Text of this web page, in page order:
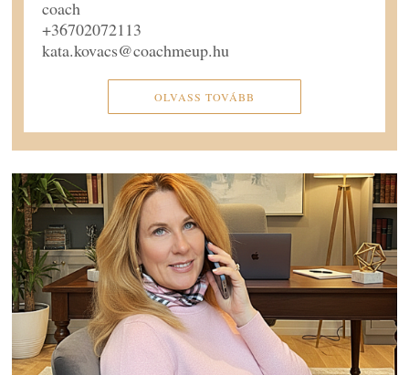
coach
+36702072113
kata.kovacs@coachmeup.hu
OLVASS TOVÁBB